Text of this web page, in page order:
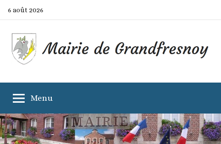
Aller
contenu
6 août 2026
Mairie
de
Grandfresnoy
de
la
commune
Menu